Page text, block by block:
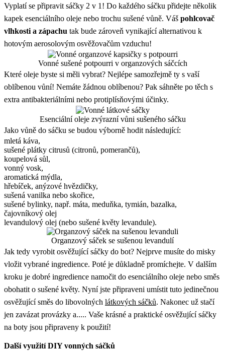
Vyplatí se připravit sáčky 2 v 1! Do každého sáčku přidejte několik
kapek esenciálního oleje nebo trochu sušené vůně. Váš pohlcovač
vlhkosti a zápachu tak bude zároveň vynikající alternativou k
hotovým aerosolovým osvěžovačům vzduchu!
Vonné sušené potpourri v organzových sáčcích
Které oleje byste si měli vybrat? Nejlépe samozřejmě ty s vaší
oblíbenou vůní! Nemáte žádnou oblíbenou? Pak sáhněte po těch s
extra antibakteriálními nebo protiplísňovými účinky.
Esenciální oleje zvýrazní vůni sušeného sáčku
Jako vůně do sáčku se budou výborně hodit následující:
mletá káva,
sušené plátky citrusů (citronů, pomerančů),
koupelová sůl,
vonný vosk,
aromatická mýdla,
hřebíček, anýzové hvězdičky,
sušená vanilka nebo skořice,
sušené bylinky, např. máta, meduňka, tymián, bazalka,
čajovníkový olej
levandulový olej (nebo sušené květy levandule).
Organzový sáček se sušenou levandulí
Jak tedy vyrobit osvěžující sáčky do bot? Nejprve musíte do misky
vložit vybrané ingredience. Poté je důkladně promíchejte. V dalším
kroku je dobré ingredience namočit do esenciálního oleje nebo směs
obohatit o sušené květy. Nyní jste připraveni umístit tuto jedinečnou
osvěžující směs do libovolných látkových sáčků. Nakonec už stačí
jen zavázat provázky a..... Vaše krásné a praktické osvěžující sáčky
na boty jsou připraveny k použití!
Další využití DIY vonných sáčků